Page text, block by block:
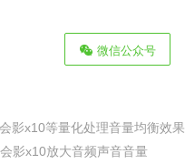
微信公众号
影x10等量化处理音量均衡效果
影x10放大音频声音音量